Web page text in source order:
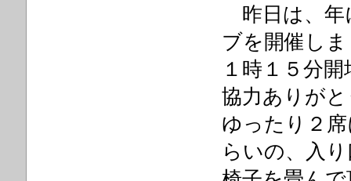
昨日は、年
ブを開催し
１時１５分
協力ありが
ゆったり２
らいの、入